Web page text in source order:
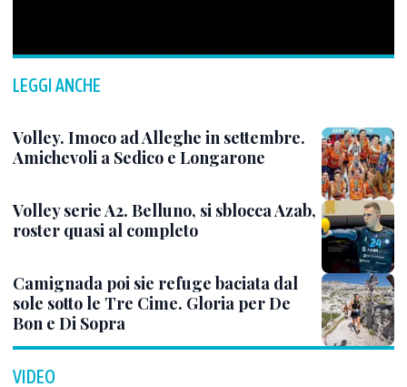
LEGGI ANCHE
Volley. Imoco ad Alleghe in settembre.
Amichevoli a Sedico e Longarone
Volley serie A2. Belluno, si sblocca Azab,
roster quasi al completo
Camignada poi sie refuge baciata dal
sole sotto le Tre Cime. Gloria per De
Bon e Di Sopra
VIDEO